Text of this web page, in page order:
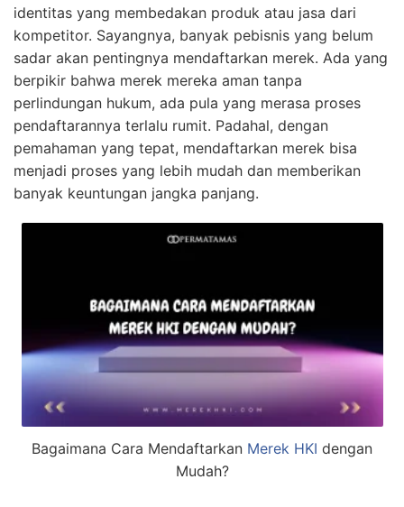
identitas yang membedakan produk atau jasa dari
kompetitor. Sayangnya, banyak pebisnis yang belum
sadar akan pentingnya mendaftarkan merek. Ada yang
berpikir bahwa merek mereka aman tanpa
perlindungan hukum, ada pula yang merasa proses
pendaftarannya terlalu rumit. Padahal, dengan
pemahaman yang tepat, mendaftarkan merek bisa
menjadi proses yang lebih mudah dan memberikan
banyak keuntungan jangka panjang.
Bagaimana Cara Mendaftarkan Merek HKI dengan
Mudah?